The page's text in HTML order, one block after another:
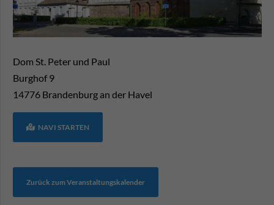
Dom St. Peter und Paul
Burghof 9
14776 Brandenburg an der Havel
NAVI STARTEN
Zurück zum Veranstaltungskalender